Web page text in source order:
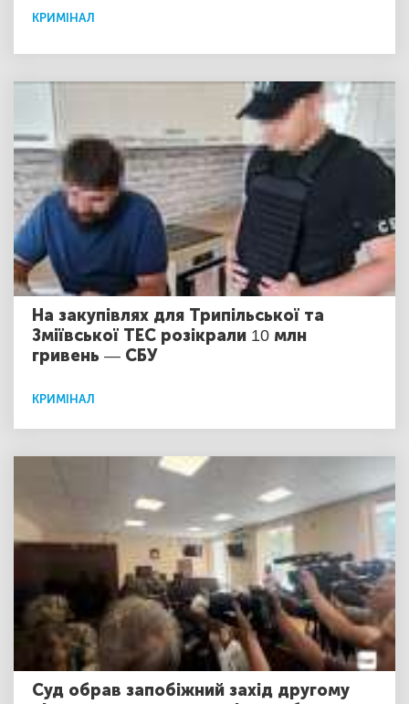
КРИМІНАЛ
На закупівлях для Трипільської та
Зміївської ТЕС розікрали 10 млн
гривень — СБУ
КРИМІНАЛ
Суд обрав запобіжний захід другому